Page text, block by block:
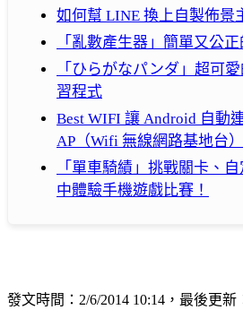
如何幫 LINE 換上自製佈景
「亂數產生器」簡單又公
「ひらがなパンダ」超可
習程式
Best WIFI 讓 Android 自動
AP（Wifi 無線網路基地台）
「單車騎績」挑戰關卡、
中體驗手機遊戲比賽！
發文時間：2/6/2014 10:14，最後更新